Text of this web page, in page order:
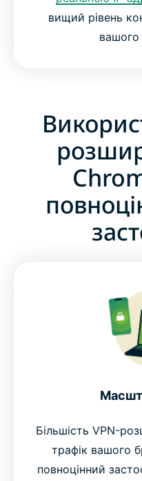
вищий рівень
вашого
Більшість VPN-
трафік вашого
повноцінний